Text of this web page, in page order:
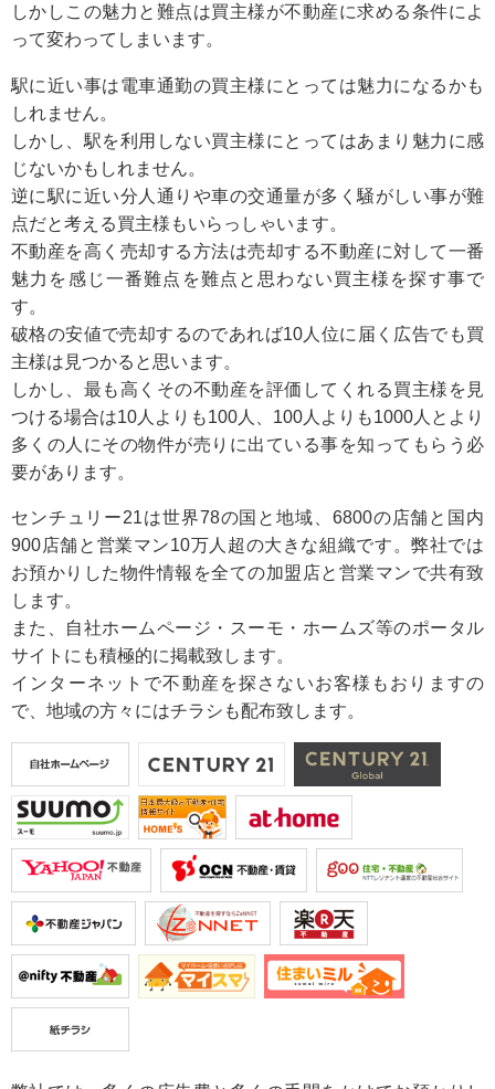
しかしこの魅力と難点は買主様が不動産に求める条件によ
って変わってしまいます。
駅に近い事は電車通勤の買主様にとっては魅力になるかも
しれません。
しかし、駅を利用しない買主様にとってはあまり魅力に感
じないかもしれません。
逆に駅に近い分人通りや車の交通量が多く騒がしい事が難
点だと考える買主様もいらっしゃいます。
不動産を高く売却する方法は売却する不動産に対して一番
魅力を感じ一番難点を難点と思わない買主様を探す事で
す。
破格の安値で売却するのであれば10人位に届く広告でも買
主様は見つかると思います。
しかし、最も高くその不動産を評価してくれる買主様を見
つける場合は10人よりも100人、100人よりも1000人とより
多くの人にその物件が売りに出ている事を知ってもらう必
要があります。
センチュリー21は世界78の国と地域、6800の店舗と国内
900店舗と営業マン10万人超の大きな組織です。弊社では
お預かりした物件情報を全ての加盟店と営業マンで共有致
します。
また、自社ホームページ・スーモ・ホームズ等のポータル
サイトにも積極的に掲載致します。
インターネットで不動産を探さないお客様もおりますの
で、地域の方々にはチラシも配布致します。